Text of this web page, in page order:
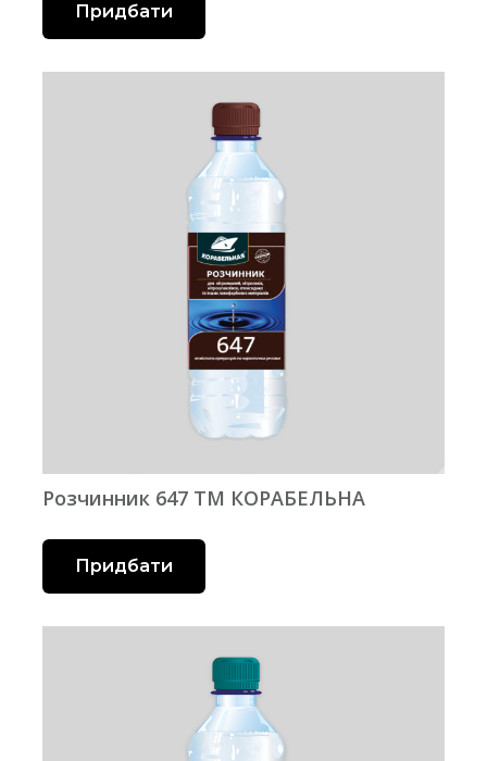
Придбати
Розчинник 647 ТМ КОРАБЕЛЬНА
Придбати